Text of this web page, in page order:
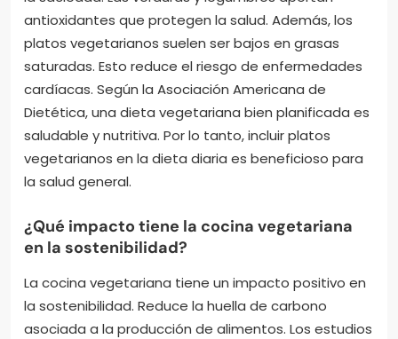
antioxidantes que protegen la salud. Además, los
platos vegetarianos suelen ser bajos en grasas
saturadas. Esto reduce el riesgo de enfermedades
cardíacas. Según la Asociación Americana de
Dietética, una dieta vegetariana bien planificada es
saludable y nutritiva. Por lo tanto, incluir platos
vegetarianos en la dieta diaria es beneficioso para
la salud general.
¿Qué impacto tiene la cocina vegetariana
en la sostenibilidad?
La cocina vegetariana tiene un impacto positivo en
la sostenibilidad. Reduce la huella de carbono
asociada a la producción de alimentos. Los estudios